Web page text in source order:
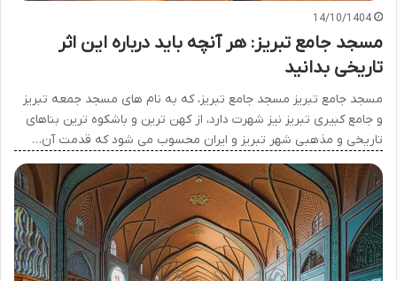
14/10/1404
مسجد جامع تبریز: هر آنچه باید درباره این اثر
تاریخی بدانید
مسجد جامع تبریز مسجد جامع تبریز، که به نام های مسجد جمعه تبریز
و جامع کبیری تبریز نیز شهرت دارد، از کهن ترین و باشکوه ترین بناهای
تاریخی و مذهبی شهر تبریز و ایران محسوب می شود که قدمت آن…